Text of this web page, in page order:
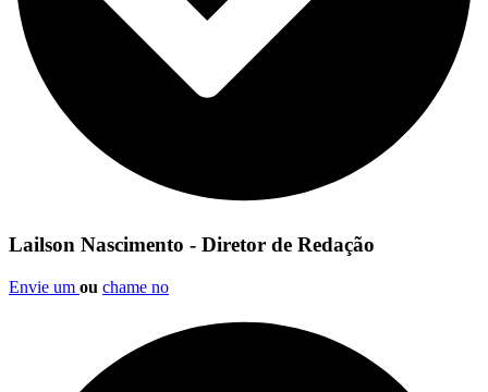
Lailson Nascimento - Diretor de Redação
Envie um ou chame no